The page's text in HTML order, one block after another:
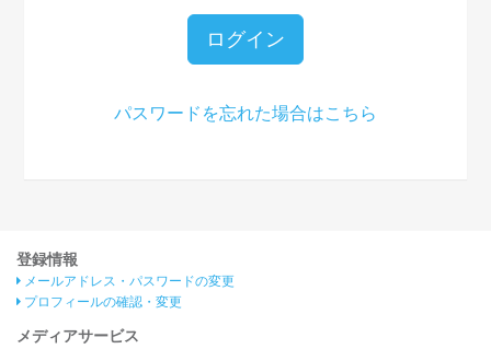
ログイン
パスワードを忘れた場合はこちら
登録情報
メールアドレス・パスワードの変更
プロフィールの確認・変更
メディアサービス